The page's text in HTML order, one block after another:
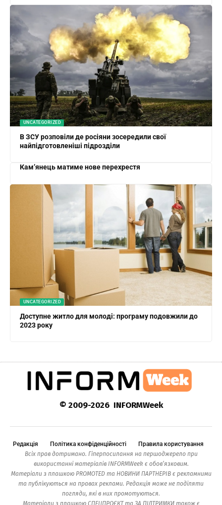
UNCATEGORIZED
В ЗСУ розповіли де росіяни зосередили свої
найпідготовленіші підрозділи
Кам’янець матиме нове перехрестя
UNCATEGORIZED
Доступне житло для молоді: програму подовжили до
2023 року
© 2009-2026 INFORMWeek
Редакція Політика конфіденційності
Правила користування
Всіх прав дотримано. Гіперпосилання на першоджерело при
використанні матеріалів INFORMWeek є обов’язковим.
Матеріали з плашкою PROMOTED та НОВИНИ ПАРТНЕРІВ є рекламними
та публікуються на правах реклами. Редакція може не поділяти
погляди, які в них промотуються.
Матеріали з плашкою СПЕЦПРОЄКТ та ЗА ПІДТРИМКИ також є